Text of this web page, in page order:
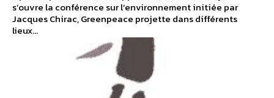
s’ouvre la conférence sur l’environnement initiée par
Jacques Chirac, Greenpeace projette dans différents
lieux...